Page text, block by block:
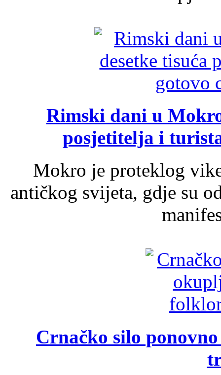
Rimski dani u
posjetitelja i
Mokro je proteklog
antičkog svijeta, gdje su
Crnačko silo